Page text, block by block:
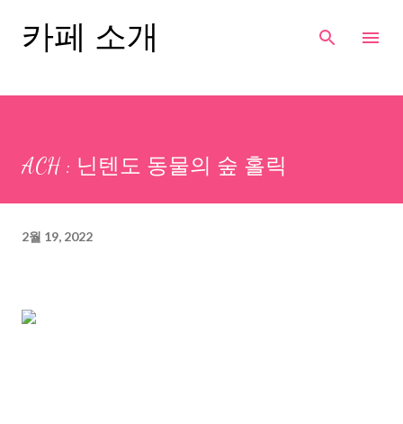
기본 콘텐츠로 건너뛰기
카페 소개
ACH : 닌텐도 동물의 숲 홀릭
2월 19, 2022